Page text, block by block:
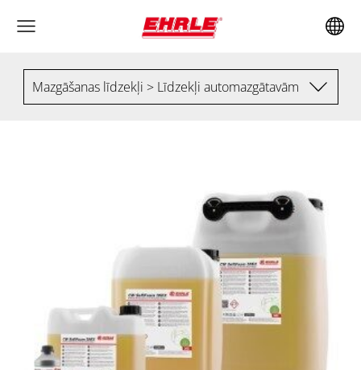
Mazgāšanas līdzekļi > Līdzekļi automazgātavām